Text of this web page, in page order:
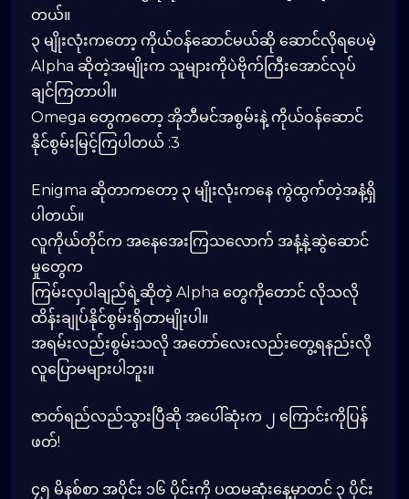
တယ်။
၃ မျိုးလုံးကတော့ ကိုယ်ဝန်ဆောင်မယ်ဆို ဆောင်လိုရပေမဲ့
Alpha ဆိုတဲ့အမျိုးက သူများကိုပဲဗိုက်ကြီးအောင်လုပ်
ချင်ကြတာပါ။
Omega တွေကတော့ အိုဘီမင်အစွမ်းနဲ့ ကိုယ်ဝန်ဆောင်
နိုင်စွမ်းမြင့်ကြပါတယ် :3
Enigma ဆိုတာကတော့ ၃ မျိုးလုံးကနေ ကွဲထွက်တဲ့အနံ့ရှိ
ပါတယ်။
လူကိုယ်တိုင်က အနေအေးကြသလောက် အနံ့နဲ့ဆွဲဆောင်
မှုတွေက
ကြမ်းလှပါချည်ရဲ့ဆိုတဲ့ Alpha တွေကိုတောင် လိုသလို
ထိန်းချုပ်နိုင်စွမ်းရှိတာမျိုးပါ။
အရမ်းလည်းစွမ်းသလို အတော်လေးလည်းတွေ့ရနည်းလို
လူပြောမများပါဘူး။
ဇာတ်ရည်လည်သွားပြီဆို အပေါ်ဆုံးက ၂ ကြောင်းကိုပြန်
ဖတ်!
၄၅ မိနစ်စာ အပိုင်း ၁၆ ပိုင်းကို ပထမဆုံးနေ့မှာတင် ၃ ပိုင်း